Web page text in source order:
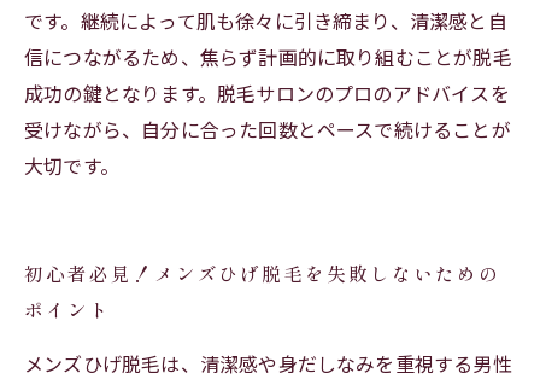
です。継続によって肌も徐々に引き締まり、清潔感と自
信につながるため、焦らず計画的に取り組むことが脱毛
成功の鍵となります。脱毛サロンのプロのアドバイスを
受けながら、自分に合った回数とペースで続けることが
大切です。
初心者必見！メンズひげ脱毛を失敗しないための
ポイント
メンズひげ脱毛は、清潔感や身だしなみを重視する男性